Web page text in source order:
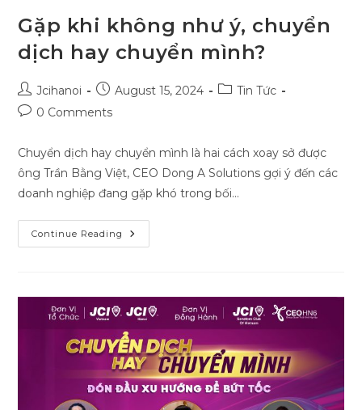
Gặp khi không như ý, chuyển
dịch hay chuyển mình?
Post
author:
Jcihanoi
Post
published:
August 15, 2024
PostTin Tức
Post0 Comments
Chuyển dịch hay chuyển mình là hai cách xoay sở được
ông Trần Bằng Việt, CEO Dong A Solutions gợi ý đến các
doanh nghiệp đang gặp khó trong bối…
Continue Reading Gặp
Khi
Hay
Chuyển
Mình?